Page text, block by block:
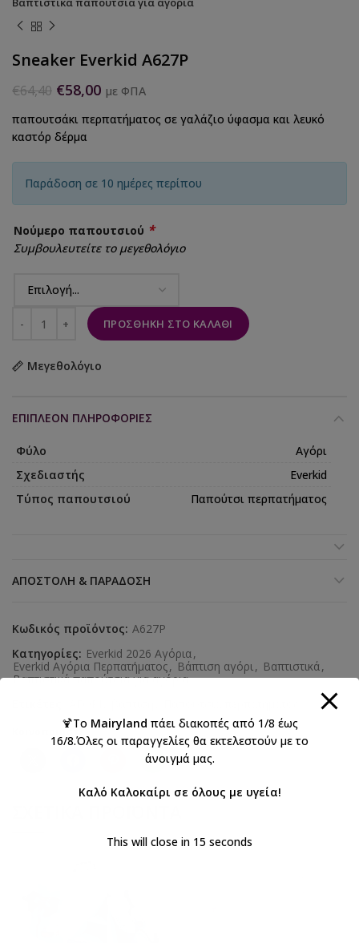
Sneaker Everkid A627P
€64,40 €58,00 με ΦΠΑ
παπουτσάκι περπατήματος σε γαλάζιο ύφασμα και λευκό
καστόρ δέρμα
Παράδοση σε 10 ημέρες περίπου
Νούμερο παπουτσιού *
Συμβουλευτείτε το μεγεθολόγιο
ΠΡΟΣΘΉΚΗ ΣΤΟ ΚΑΛΆΘΙ
Μεγεθολόγιο
ΕΠΙΠΛΈΟΝ ΠΛΗΡΟΦΟΡΊΕΣ
Φύλο
Αγόρι
Σχεδιαστής
Everkid
Τύπος παπουτσιού
Παπούτσι περπατήματος
ΑΠΟΣΤΟΛΉ & ΠΑΡΆΔΟΣΗ
Κωδικός προϊόντος: A627P
Κατηγορίες: Everkid 2026 Αγόρια,
Everkid Αγόρια Περπατήματος, Βάπτιση αγόρι, Βαπτιστικά,
Βαπτιστικά παπούτσια για αγόρια
Κοινοποιήστε:
🍹Το Mairyland πάει διακοπές από 1/8 έως
16/8.Όλες οι παραγγελίες θα εκτελεστούν με το
άνοιγμά μας.
Καλό Καλοκαίρι σε όλους με υγεία!
This will close in 15 seconds